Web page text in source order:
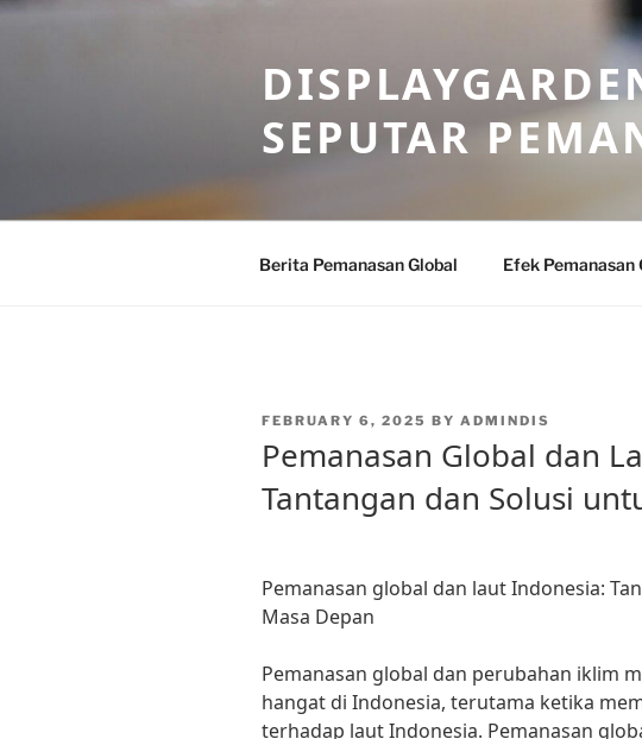
Skip
SEPUTAR
Berita Pemanasan Global Efek Pemanasan
POSTED
FEBRUARY 6, 2025 BY ADMINDIS
Pemanasan Global dan
Tantangan dan Solusi
Pemanasan global dan laut Indonesia:
Masa Depan
Pemanasan global dan perubahan iklim
hangat di Indonesia, terutama ketika
terhadap laut Indonesia. Pemanasan